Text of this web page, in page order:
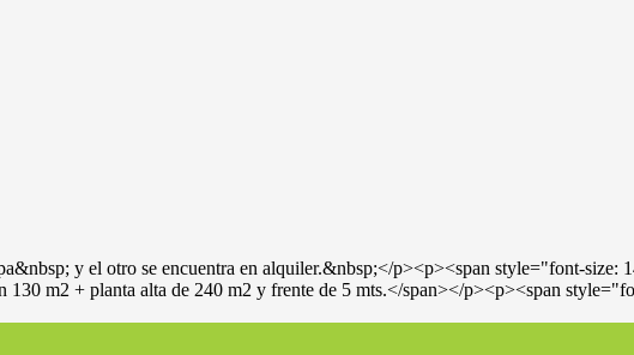
y el otro se encuentra en alquiler.&nbsp;</p><p><span style="font-size:
130 m2 + planta alta de 240 m2 y frente de 5 mts.</span></p><p><span